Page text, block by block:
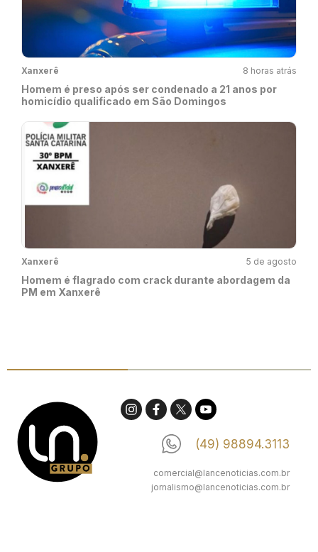
Xanxerê 8 horas atrás
Homem é preso após ser condenado a 21 anos por
homicídio qualificado em São Domingos
Xanxerê 5 de agosto
Homem é flagrado com crack durante abordagem da
PM em Xanxerê
(49) 98894.3113
comercial@lancenoticias.com.br
jornalismo@lancenoticias.com.br